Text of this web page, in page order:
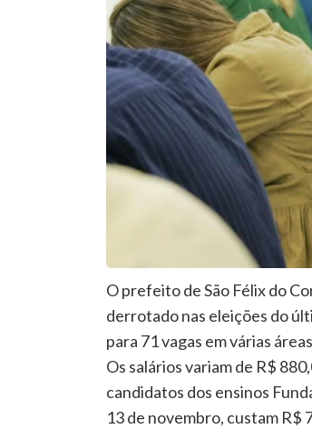
O prefeito de São Félix do
derrotado nas eleições do
para 71 vagas em várias
Os salários variam de R$
candidatos dos ensinos
13 de novembro, custam R$